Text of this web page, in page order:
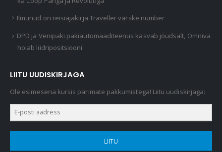
Ilmunud on reisiajakirja Traveller värske number
DPD ja Venipaki pakiautomaaditeenus kasvab jõudsalt, Omniva
hoiab liidripositsiooni
LIITU UUDISKIRJAGA
Ole esimesena kursis parimate pakkumistega! Liitu uudiskirjaga:
LIITU